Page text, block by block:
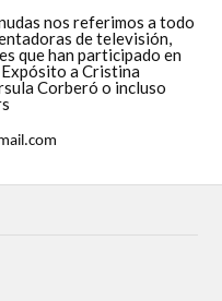
nos referimos a todo
de televisión,
que han participado en
a Cristina
Corberó o incluso